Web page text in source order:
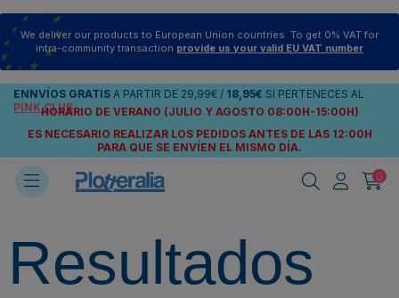
We deliver our products to European Union countries. To get 0% VAT for
intra-community transaction provide us your valid EU VAT number
ENNVÍOS GRATIS A PARTIR DE 29,99€ / 18,95€ SI PERTENECES AL
PINK CLUB
HORARIO DE VERANO (JULIO Y AGOSTO 08:00H-15:00H)
ES NECESARIO REALIZAR LOS PEDIDOS ANTES DE LAS 12:00H
PARA QUE SE ENVÍEN EL MISMO DÍA.
0
Resultados